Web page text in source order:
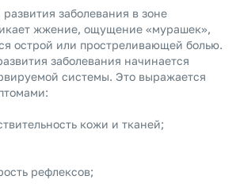
заболевания в зоне
жжение, ощущение «мурашек»,
острой или простреливающей болью.
заболевания начинается
системы. Это выражается
кожи и тканей;
рефлексов;